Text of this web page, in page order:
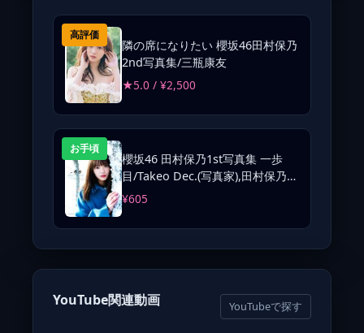
高評価
隣の席になりたい 櫻坂46田村保乃
2nd写真集/三瓶康友
★5.0 / ¥2,500
お手頃
櫻坂46 田村保乃1st写真集 一歩
目/Takeo Dec.(写真家),田村保乃
(タレント)
¥605
YouTube関連動画 YouTubeで探す